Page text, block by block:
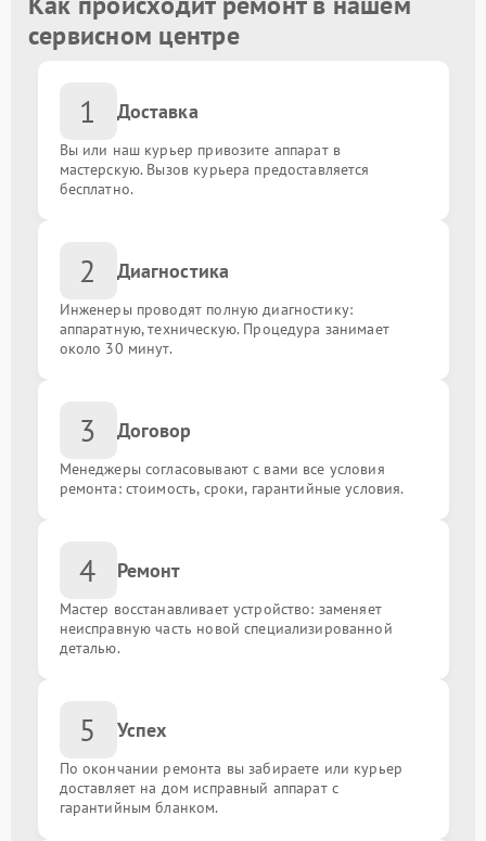
сервисном центре
1 Доставка
Вы или наш курьер привозите аппарат в
мастерскую. Вызов курьера предоставляется
бесплатно.
2 Диагностика
Инженеры проводят полную диагностику:
аппаратную, техническую. Процедура занимает
около 30 минут.
3 Договор
Менеджеры согласовывают с вами все условия
ремонта: стоимость, сроки, гарантийные условия.
4 Ремонт
Мастер восстанавливает устройство: заменяет
неисправную часть новой специализированной
деталью.
5 Успех
По окончании ремонта вы забираете или курьер
доставляет на дом исправный аппарат с
гарантийным бланком.